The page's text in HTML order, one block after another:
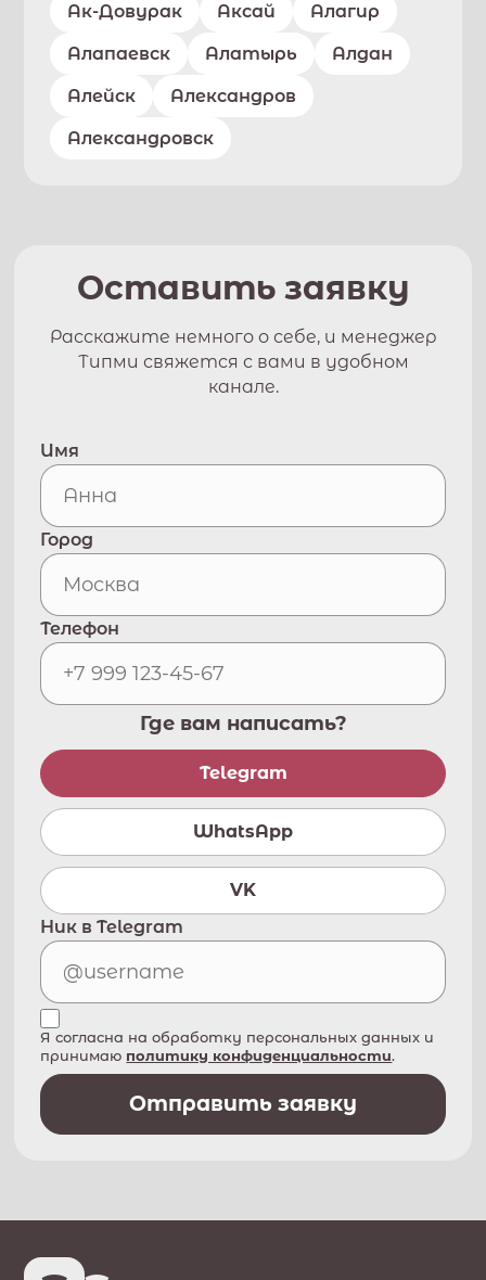
Ак-Довурак Аксай Алагир
Алапаевск Алатырь Алдан
Алейск Александров
Александровск
Оставить заявку
Расскажите немного о себе, и менеджер
Типми свяжется с вами в удобном
канале.
Имя
Город
Телефон
Где вам написать?
Telegram
WhatsApp
VK
Ник в Telegram
Я согласна на обработку персональных данных и
принимаю политику конфиденциальности.
Отправить заявку